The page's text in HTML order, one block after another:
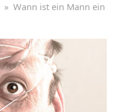
» Wann ist ein Mann ein